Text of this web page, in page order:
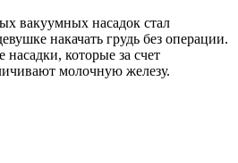
вакуумных насадок стал
накачать грудь без операции.
которые за счет
молочную железу.